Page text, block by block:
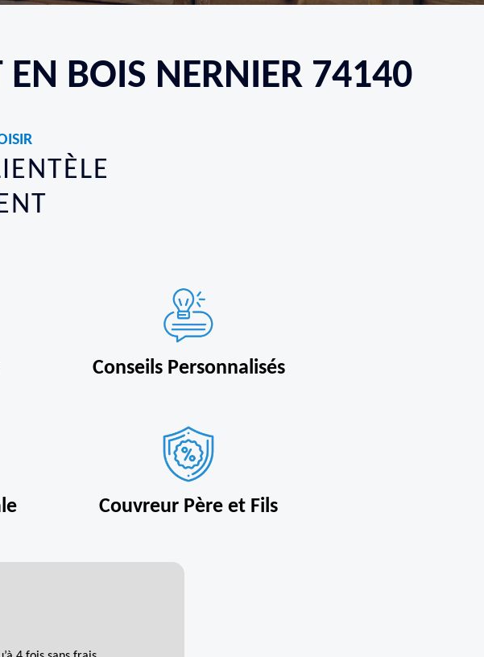
EN BOIS NERNIER 74140
Conseils Personnalisés
Couvreur Père et Fils